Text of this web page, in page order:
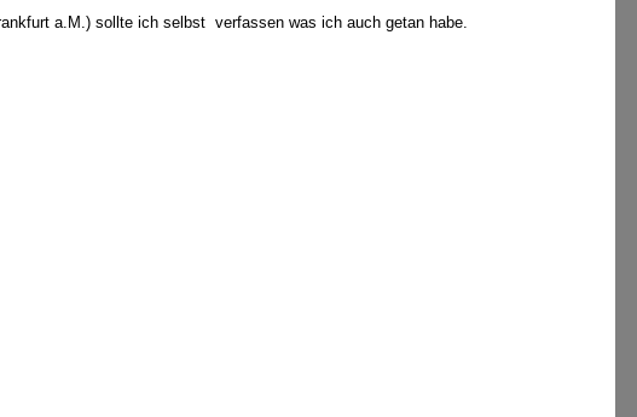
a.M.) sollte ich selbst verfassen was ich auch getan habe.